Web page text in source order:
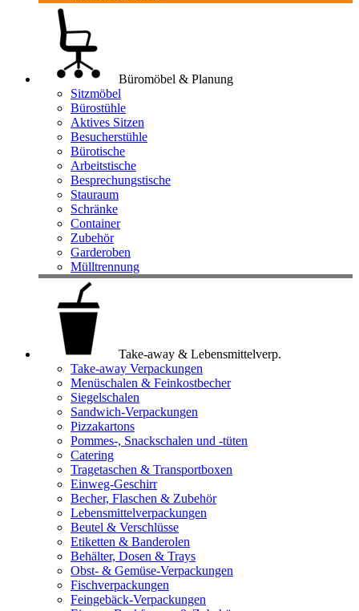
Büromöbel & Planung
Sitzmöbel
Bürostühle
Aktives Sitzen
Besucherstühle
Bürotische
Arbeitstische
Besprechungstische
Stauraum
Schränke
Container
Zubehör
Garderoben
Mülltrennung
Take-away & Lebensmittelverp.
Take-away Verpackungen
Menüschalen & Feinkostbecher
Siegelschalen
Sandwich-Verpackungen
Pizzakartons
Pommes-, Snackschalen und -tüten
Catering
Tragetaschen & Transportboxen
Einweg-Geschirr
Becher, Flaschen & Zubehör
Lebensmittelverpackungen
Beutel & Verschlüsse
Etiketten & Banderolen
Behälter, Dosen & Trays
Obst- & Gemüse-Verpackungen
Fischverpackungen
Feingebäck-Verpackungen